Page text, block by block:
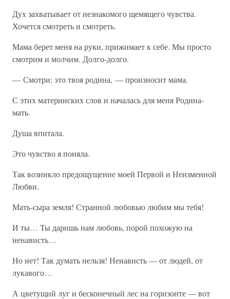
Дух захватывает от незнакомого щемящего чувства.
Хочется смотреть и смотреть.
Мама берет меня на руки, прижимает к себе. Мы просто
смотрим и молчим. Долго-долго.
— Смотри: это твоя родина, — произносит мама.
С этих материнских слов и началась для меня Родина-
мать.
Душа впитала.
Это чувство я поняла.
Так возникло предощущение моей Первой и Неизменной
Любви.
Мать-сыра земля! Странной любовью любим мы тебя!
И ты… Ты даришь нам любовь, порой похожую на
ненависть…
Но нет! Так думать нельзя! Ненависть — от людей, от
лукавого…
А цветущий луг и бесконечный лес на горизонте — вот